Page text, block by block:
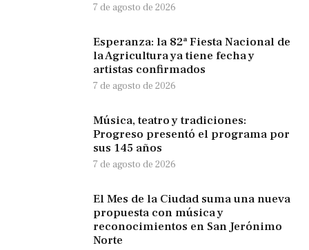
7 de agosto de 2026
Esperanza: la 82ª Fiesta Nacional de
la Agricultura ya tiene fecha y
artistas confirmados
7 de agosto de 2026
Música, teatro y tradiciones:
Progreso presentó el programa por
sus 145 años
7 de agosto de 2026
El Mes de la Ciudad suma una nueva
propuesta con música y
reconocimientos en San Jerónimo
Norte